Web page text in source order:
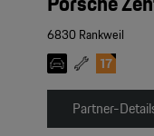
6830 Rankweil
Partner-